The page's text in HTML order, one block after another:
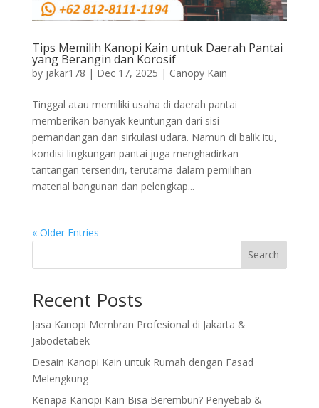
Tips Memilih Kanopi Kain untuk Daerah Pantai
yang Berangin dan Korosif
by jakar178 | Dec 17, 2025 | Canopy Kain
Tinggal atau memiliki usaha di daerah pantai
memberikan banyak keuntungan dari sisi
pemandangan dan sirkulasi udara. Namun di balik itu,
kondisi lingkungan pantai juga menghadirkan
tantangan tersendiri, terutama dalam pemilihan
material bangunan dan pelengkap...
« Older Entries
Search
Recent Posts
Jasa Kanopi Membran Profesional di Jakarta &
Jabodetabek
Desain Kanopi Kain untuk Rumah dengan Fasad
Melengkung
Kenapa Kanopi Kain Bisa Berembun? Penyebab &